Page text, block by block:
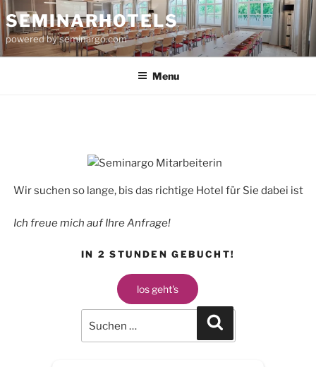
Skip
to
content
SEMINARHOTELS
powered by seminargo.com
Menu
Wir suchen so lange, bis das richtige Hotel für Sie dabei ist
Ich freue mich auf Ihre Anfrage!
IN 2 STUNDEN GEBUCHT!
los geht's
Search
for: